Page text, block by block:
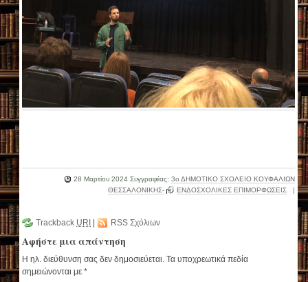
28 Μαρτίου 2024 Συγγραφέας: 3ο ΔΗΜΟΤΙΚΟ ΣΧΟΛΕΙΟ ΚΟΥΦΑΛΙΩΝ
ΘΕΣΣΑΛΟΝΙΚΗΣ-
ΕΝΔΟΣΧΟΛΙΚΕΣ ΕΠΙΜΟΡΦΩΣΕΙΣ |
Trackback URI RSS Σχόλιων
Αφήστε μια απάντηση
Η ηλ. διεύθυνση σας δεν δημοσιεύεται. Τα υποχρεωτικά πεδία
σημειώνονται με*